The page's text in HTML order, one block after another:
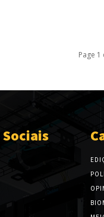
Page 1
Sociais